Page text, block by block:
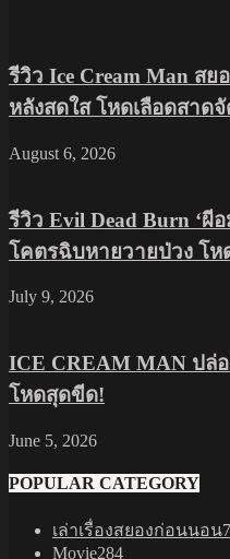
รีวิว Ice Cream Man ส
หลังสดใส โหดเลือดสาด
August 6, 2026
รีวิว Evil Dead Burn ‘ผี
โคตรฉิบหายวายป่วง โห
July 9, 2026
ICE CREAM MAN ปล่อ
โหดสุดขีด!
June 5, 2026
POPULAR CATEGORY
เล่าเรื่องสยองก่อนนอน
Movie284